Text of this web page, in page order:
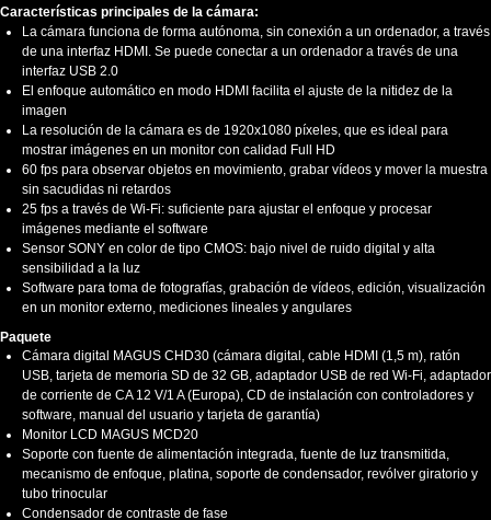
Características principales de la cámara:
La cámara funciona de forma autónoma, sin conexión a un ordenador, a través
de una interfaz HDMI. Se puede conectar a un ordenador a través de una
interfaz USB 2.0
El enfoque automático en modo HDMI facilita el ajuste de la nitidez de la
imagen
La resolución de la cámara es de 1920x1080 píxeles, que es ideal para
mostrar imágenes en un monitor con calidad Full HD
60 fps para observar objetos en movimiento, grabar vídeos y mover la muestra
sin sacudidas ni retardos
25 fps a través de Wi-Fi: suficiente para ajustar el enfoque y procesar
imágenes mediante el software
Sensor SONY en color de tipo CMOS: bajo nivel de ruido digital y alta
sensibilidad a la luz
Software para toma de fotografías, grabación de vídeos, edición, visualización
en un monitor externo, mediciones lineales y angulares
Paquete
Cámara digital MAGUS CHD30 (cámara digital, cable HDMI (1,5 m), ratón
USB, tarjeta de memoria SD de 32 GB, adaptador USB de red Wi-Fi, adaptador
de corriente de CA 12 V/1 A (Europa), CD de instalación con controladores y
software, manual del usuario y tarjeta de garantía)
Monitor LCD MAGUS MCD20
Soporte con fuente de alimentación integrada, fuente de luz transmitida,
mecanismo de enfoque, platina, soporte de condensador, revólver giratorio y
tubo trinocular
Condensador de contraste de fase